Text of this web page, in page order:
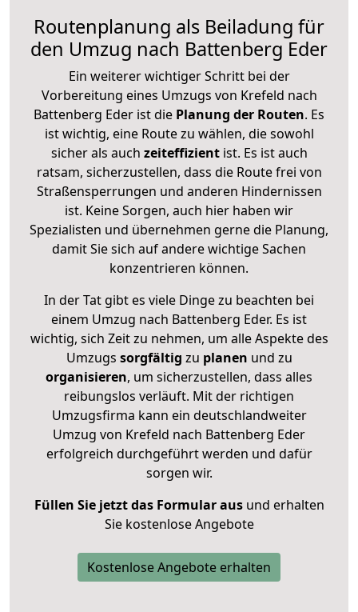
Routenplanung als Beiladung für
den Umzug nach Battenberg Eder
Ein weiterer wichtiger Schritt bei der
Vorbereitung eines Umzugs von Krefeld nach
Battenberg Eder ist die Planung der Routen. Es
ist wichtig, eine Route zu wählen, die sowohl
sicher als auch zeiteffizientist. Es ist auch
ratsam, sicherzustellen, dass die Route frei von
Straßensperrungen und anderen Hindernissen
ist. Keine Sorgen, auch hier haben wir
Spezialisten und übernehmen gerne die Planung,
damit Sie sich auf andere wichtige Sachen
konzentrieren können.
In der Tat gibt es viele Dinge zu beachten bei
einem Umzug nach Battenberg Eder. Es ist
wichtig, sich Zeit zu nehmen, um alle Aspekte des
Umzugs sorgfältig zu planen und zu
organisieren, um sicherzustellen, dass alles
reibungslos verläuft. Mit der richtigen
Umzugsfirma kann ein deutschlandweiter
Umzug von Krefeld nach Battenberg Eder
erfolgreich durchgeführt werden und dafür
sorgen wir.
Füllen Sie jetzt das Formular ausund erhalten
Sie kostenlose Angebote
Kostenlose Angebote erhalten